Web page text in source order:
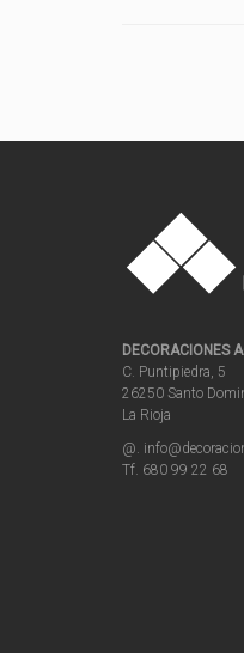
DECORACIONES
C. Puntipiedra, 5
26250 Santo
La Rioja
@.
Tf. 680 99 22 68